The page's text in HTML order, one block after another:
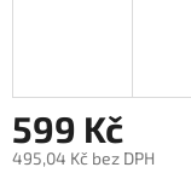
599 Kč
495,04 Kč bez DPH